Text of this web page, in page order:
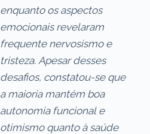
enquanto os aspectos
emocionais revelaram
frequente nervosismo e
tristeza. Apesar desses
desafios, constatou-se que
a maioria mantém boa
autonomia funcional e
otimismo quanto à saúde